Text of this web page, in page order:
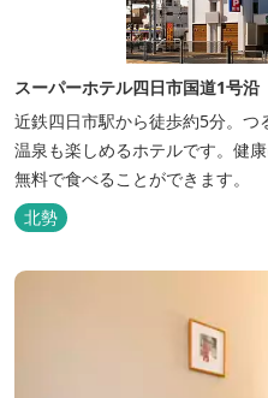
スーパーホテル四日市国道1号沿
近鉄四日市駅から徒歩約5分。
温泉も楽しめるホテルです。健
無料で食べることができます。
北勢